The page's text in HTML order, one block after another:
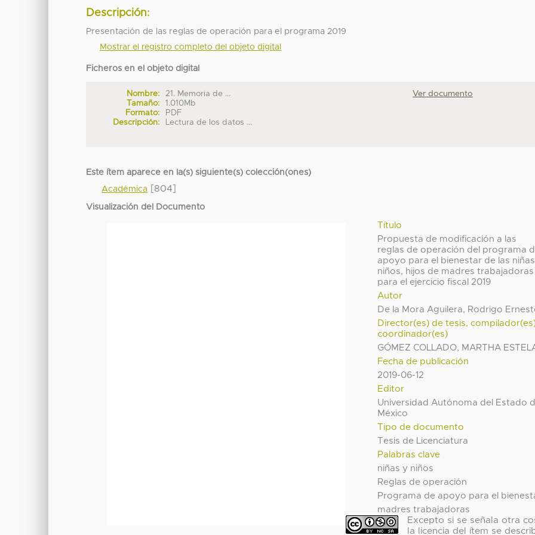
Descripción:
Presentación de las reglas de operación para el programa 2019
Mostrar el registro completo del objeto digital
Ficheros en el objeto digital
Nombre:
21. Memoria de ...
Tamaño:
1.010Mb
Formato:
PDF
Descripción:
Lectura de los datos ...
Ver documento
Este ítem aparece en la(s) siguiente(s) colección(ones)
Académica [804]
Visualización del Documento
Título
Propuesta de modificación a las
reglas de operación del programa
apoyo para el bienestar de las
niños, hijos de madres trabajadoras
para el ejercicio fiscal 2019
Autor
De la Mora Aguilera, Rodrigo
Director(es) de tesis,
coordinador(es)
GÓMEZ COLLADO, MARTHA
Fecha de publicación
2019-06-12
Editor
Universidad Autónoma del Estado
México
Tipo de documento
Tesis de Licenciatura
Palabras clave
niñas y niños
Reglas de operación
Programa de apoyo para el
madres trabajadoras
Excepto si se señala otra
la licencia del ítem se